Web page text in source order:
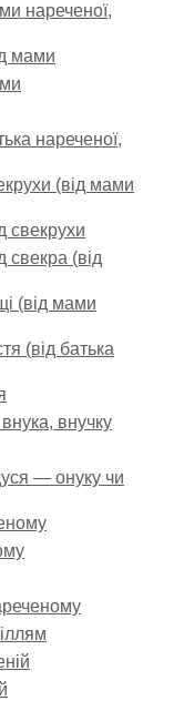
нареченої,
мами
нареченої,
(від мами
свекрухи
свекра (від
(від мами
(від батька
внучку
— онуку чи